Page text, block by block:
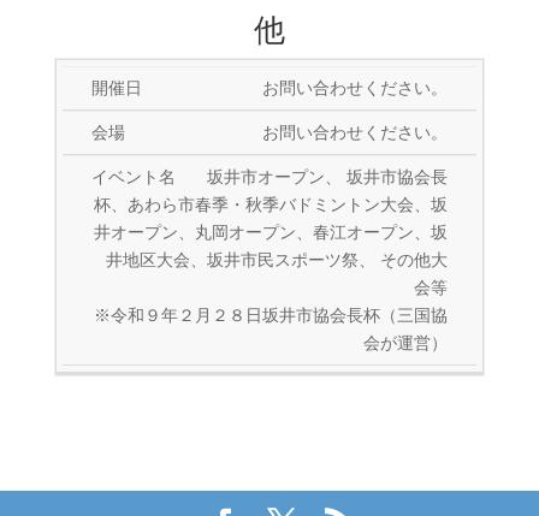
他
お問い合わせください。
お問い合わせください。
坂井市オープン、 坂井市協会長
杯、あわら市春季・秋季バドミントン大会、坂
井オープン、丸岡オープン、春江オープン、坂
井地区大会、坂井市民スポーツ祭、 その他大
会等
※令和９年２月２８日坂井市協会長杯（三国協
会が運営）